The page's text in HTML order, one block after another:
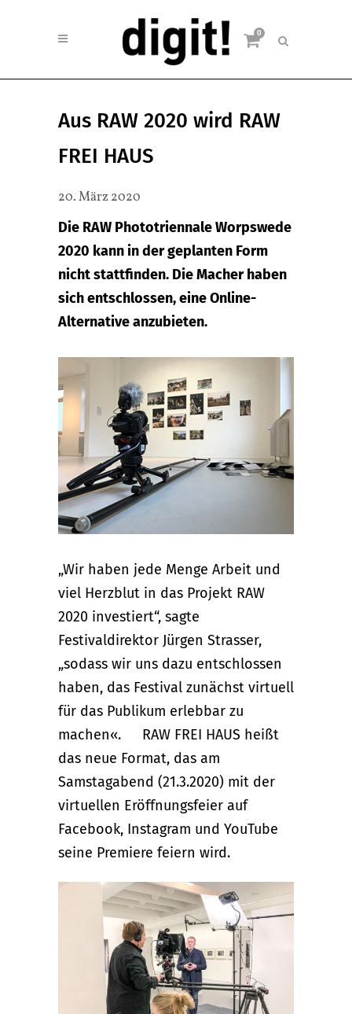
0
Aus RAW 2020 wird RAW
FREI HAUS
20. März 2020
Die RAW Phototriennale Worpswede
2020 kann in der geplanten Form
nicht stattfinden. Die Macher haben
sich entschlossen, eine Online-
Alternative anzubieten.
„Wir haben jede Menge Arbeit und
viel Herzblut in das Projekt RAW
2020 investiert“, sagte
Festivaldirektor Jürgen Strasser,
„sodass wir uns dazu entschlossen
haben, das Festival zunächst virtuell
für das Publikum erlebbar zu
machen«. RAW FREI HAUS heißt
das neue Format, das am
Samstagabend (21.3.2020) mit der
virtuellen Eröffnungsfeier auf
Facebook, Instagram und YouTube
seine Premiere feiern wird.